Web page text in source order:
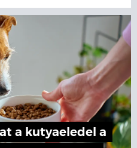
a kutyaeledel a